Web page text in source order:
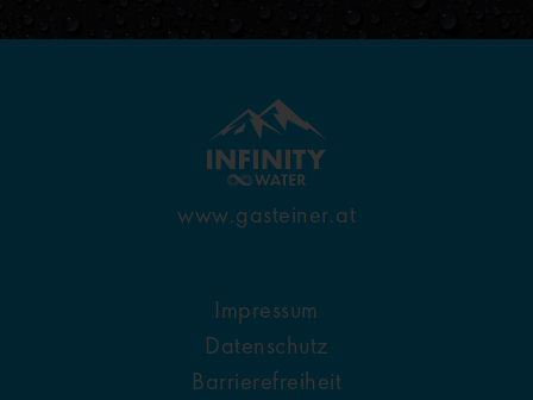
www.gasteiner.at
Impressum
Datenschutz
Barrierefreiheit